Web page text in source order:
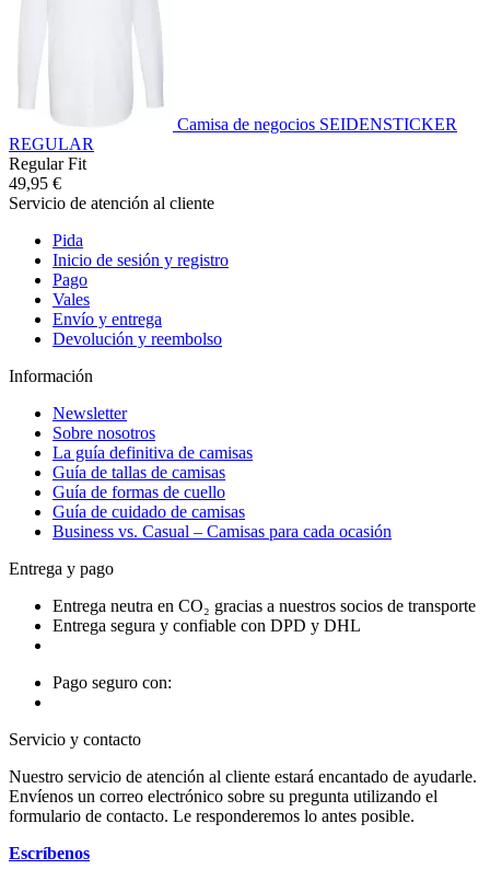
Camisa de negocios SEIDENSTICKER
REGULAR
Regular Fit
49,95 €
Servicio de atención al cliente
Pida
Inicio de sesión y registro
Pago
Vales
Envío y entrega
Devolución y reembolso
Información
Newsletter
Sobre nosotros
La guía definitiva de camisas
Guía de tallas de camisas
Guía de formas de cuello
Guía de cuidado de camisas
Business vs. Casual – Camisas para cada ocasión
Entrega y pago
Entrega neutra en CO₂ gracias a nuestros socios de transporte
Entrega segura y confiable con DPD y DHL
Pago seguro con:
Servicio y contacto
Nuestro servicio de atención al cliente estará encantado de ayudarle.
Envíenos un correo electrónico sobre su pregunta utilizando el
formulario de contacto. Le responderemos lo antes posible.
Escríbenos